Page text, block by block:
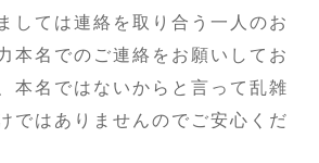
しては連絡を取り合う一人のお
本名でのご連絡をお願いしてお
本名ではないからと言って乱雑
ではありませんのでご安心くだ